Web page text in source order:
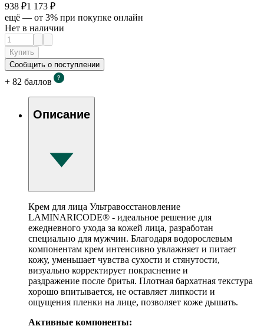
938 ₽1 173 ₽
ещё — от 3% при покупке онлайн
Нет в наличии
Купить
Сообщить о поступлении
+ 82 баллов
Описание
Крем для лица Ультравосстановление
LAMINARICODE® - идеальное решение для
ежедневного ухода за кожей лица, разработан
специально для мужчин. Благодаря водорослевым
компонентам крем интенсивно увлажняет и питает
кожу, уменьшает чувства сухости и стянутости,
визуально корректирует покраснение и
раздражение после бритья. Плотная бархатная текстура
хорошо впитывается, не оставляет липкости и
ощущения пленки на лице, позволяет коже дышать.
Активные компоненты: